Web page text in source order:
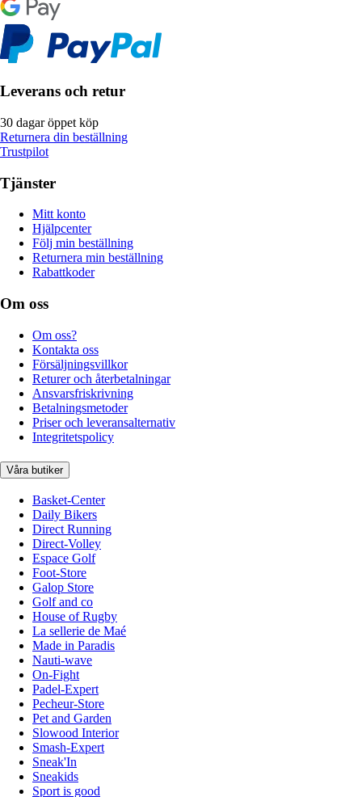
Leverans och retur
30 dagar öppet köp
Returnera din beställning
Trustpilot
Tjänster
Mitt konto
Hjälpcenter
Följ min beställning
Returnera min beställning
Rabattkoder
Om oss
Om oss?
Kontakta oss
Försäljningsvillkor
Returer och återbetalningar
Ansvarsfriskrivning
Betalningsmetoder
Priser och leveransalternativ
Integritetspolicy
Våra butiker
Basket-Center
Daily Bikers
Direct Running
Direct-Volley
Espace Golf
Foot-Store
Galop Store
Golf and co
House of Rugby
La sellerie de Maé
Made in Paradis
Nauti-wave
On-Fight
Padel-Expert
Pecheur-Store
Pet and Garden
Slowood Interior
Smash-Expert
Sneak'In
Sneakids
Sport is good